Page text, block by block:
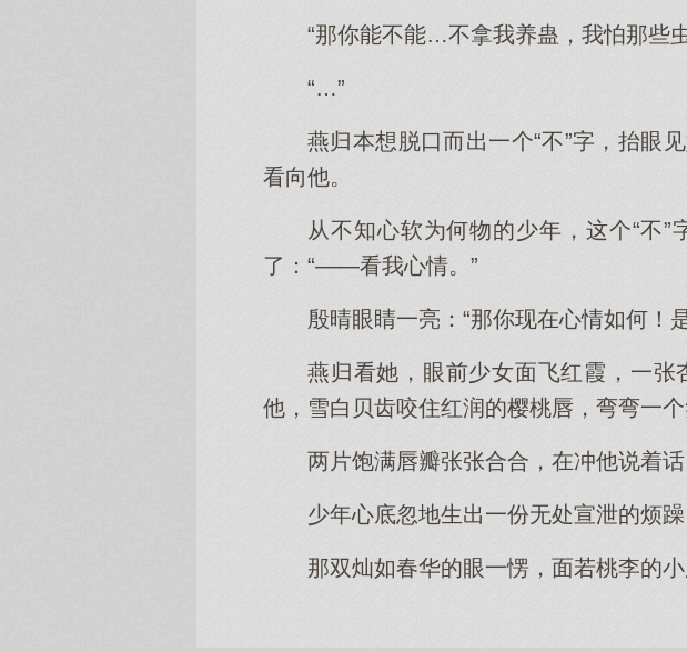
“那你能不能…不拿我养蛊，我怕那些
“…”
燕归本想脱口而出一个“不”字，抬眼
看向他。
从不知心软为何物的少年，这个“不
了：“——看我心情。”
殷晴眼睛一亮：“那你现在心情如何！
燕归看她，眼前少女面飞红霞，一
他，雪白贝齿咬住红润的樱桃唇，弯弯一个
两片饱满唇瓣张张合合，在冲他说着
少年心底忽地生出一份无处宣泄的烦
那双灿如春华的眼一愣，面若桃李的